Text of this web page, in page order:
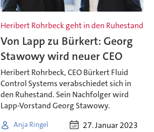
Heribert Rohrbeck geht in den Ruhestand
Von Lapp zu Bürkert: Georg
Stawowy wird neuer CEO
Heribert Rohrbeck, CEO Bürkert Fluid
Control Systems verabschiedet sich in
den Ruhestand. Sein Nachfolger wird
Lapp-Vorstand Georg Stawowy.
Anja Ringel 27. Januar 2023